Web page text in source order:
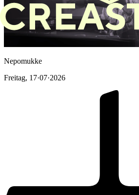
Nepomukke
Freitag, 17·07·2026